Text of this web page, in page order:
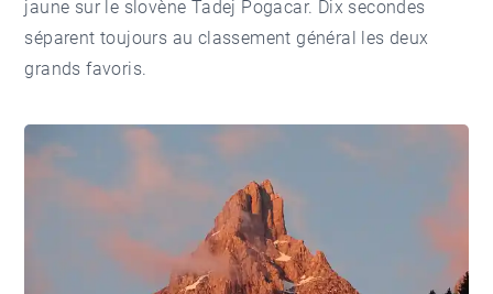
jaune sur le slovène Tadej Pogacar. Dix secondes
séparent toujours au classement général les deux
grands favoris.